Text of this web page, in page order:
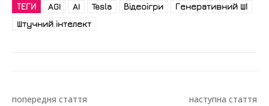
ТЕГИ AGI AI Tesla Відеоігри
Генеративний ШІ
Штучний інтелект
попередня стаття наступна стаття